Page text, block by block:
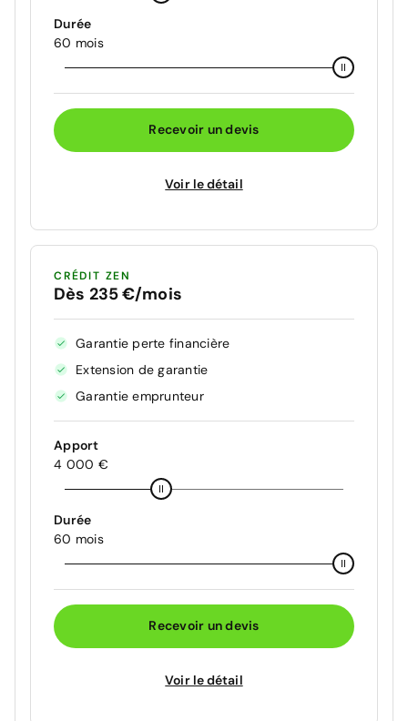
Durée
60 mois
Recevoir un devis
Voir le détail
CRÉDIT ZEN
Dès 235 €/mois
Garantie perte financière
Extension de garantie
Garantie emprunteur
Apport
4 000 €
Durée
60 mois
Recevoir un devis
Voir le détail